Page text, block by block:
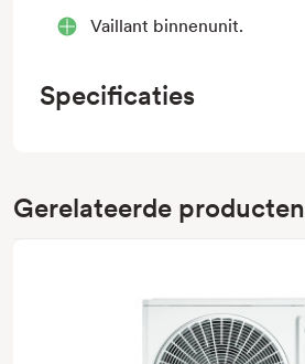
Vaillant binnenunit.
Specificaties
Gerelateerde producten